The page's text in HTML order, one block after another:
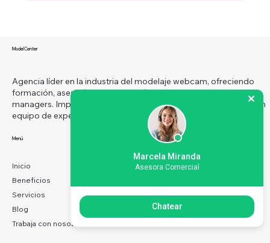
Model Center
Agencia líder en la industria del modelaje webcam, ofreciendo
formación, asesoría y monetización para modelos, estudios y
managers. Impulsamos el éxito con estrategias innovadoras y un
equipo de expertos.
Menú
Inicio
Beneficios
Servicios
Blog
Trabaja con nosotros
Redes sociales
Facebook
Instagram
Marcela Miranda
Asesora Comercial
Chatear